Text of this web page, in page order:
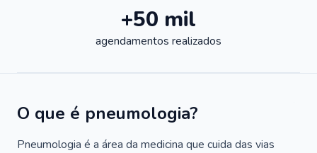
+50 mil
agendamentos realizados
O que é pneumologia?
Pneumologia é a área da medicina que cuida das vias